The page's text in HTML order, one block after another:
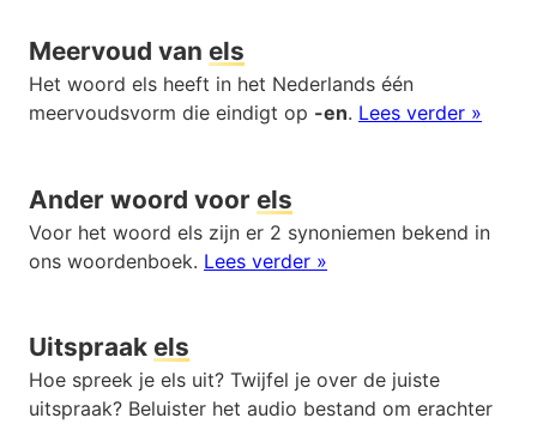
Meervoud van els
Het woord els heeft in het Nederlands één
meervoudsvorm die eindigt op -en. Lees verder »
Ander woord voor els
Voor het woord els zijn er 2 synoniemen bekend in
ons woordenboek. Lees verder »
Uitspraak els
Hoe spreek je els uit? Twijfel je over de juiste
uitspraak? Beluister het audio bestand om erachter